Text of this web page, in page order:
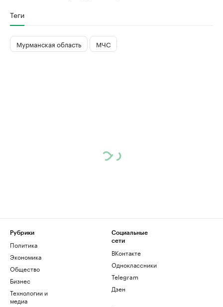
Теги
Мурманская область МЧС
Рубрики
Политика
Экономика
Общество
Бизнес
Технологии и
медиа
Социальные
сети
ВКонтакте
Одноклассники
Telegram
Дзен